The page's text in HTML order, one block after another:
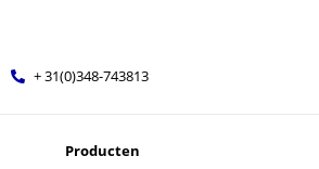
+ 31(0)348-743813
Producten